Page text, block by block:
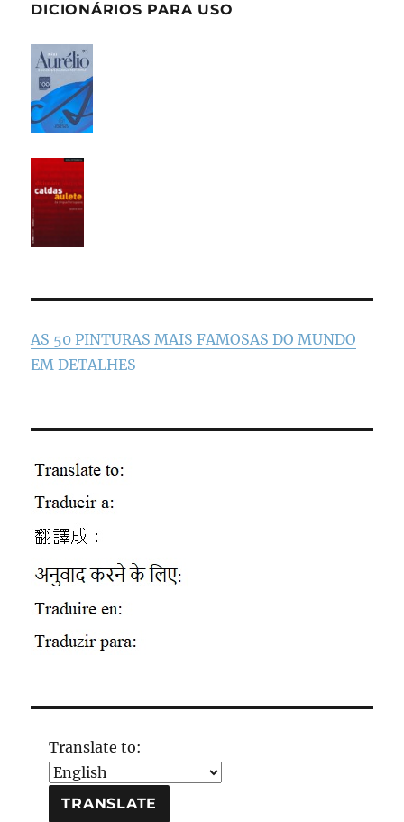
DICIONÁRIOS PARA USO
AS 50 PINTURAS MAIS FAMOSAS DO MUNDO
EM DETALHES
Translate to: